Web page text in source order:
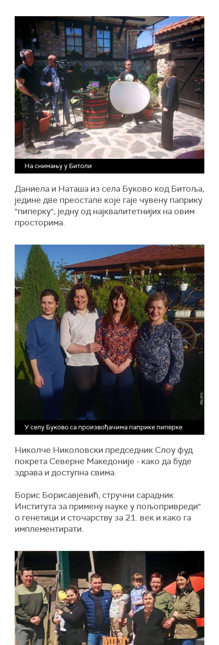
На снимању у Битоли
Даниела и Наташа из села Буково код Битоља,
једине две преостале које гаје чувену паприку
"пиперку", једну од најквалитетнијих на овим
просторима.
У селу Буково са произвођачима паприке пиперке
Николче Николовски председник Слоу фуд
покрета Северне Македоније - како да буде
здрава и доступна свима.
Борис Борисавјевић, стручни сарадник
Института за примену науке у пољопривреди"
о генетици и сточарству за 21. век и како га
имплементирати.